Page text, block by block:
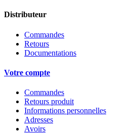
Distributeur
Commandes
Retours
Documentations
Votre compte
Commandes
Retours produit
Informations personnelles
Adresses
Avoirs